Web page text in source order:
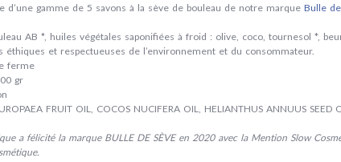
d’une gamme de 5 savons à la sève de bouleau de notre marque Bulle
AB *, huiles végétales saponifiées à froid : olive, coco, tournesol *,
éthiques et respectueuses de l’environnement et du consommateur.
ferme
gr
FRUIT OIL, COCOS NUCIFERA OIL, HELIANTHUS ANNUUS SEED
a félicité la marque BULLE DE SÈVE en 2020 avec la Mention Slow